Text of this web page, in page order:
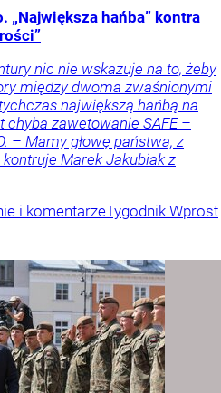
„Największa hańba” kontra
nic nie wskazuje na to, żeby
między dwoma zwaśnionymi
największą hańbą na
zawetowanie SAFE –
– Mamy głowę państwa, z
Marek Jakubiak z
i komentarzeTygodnik Wprost